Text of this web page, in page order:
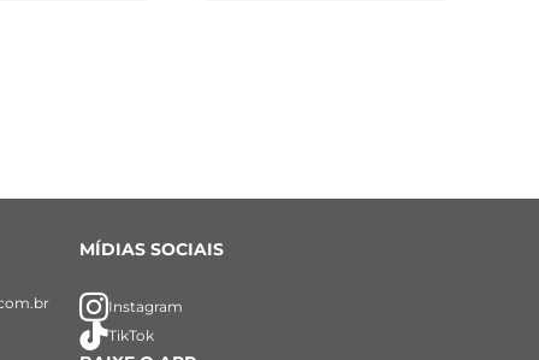
MÍDIAS SOCIAIS
Instagram
TikTok